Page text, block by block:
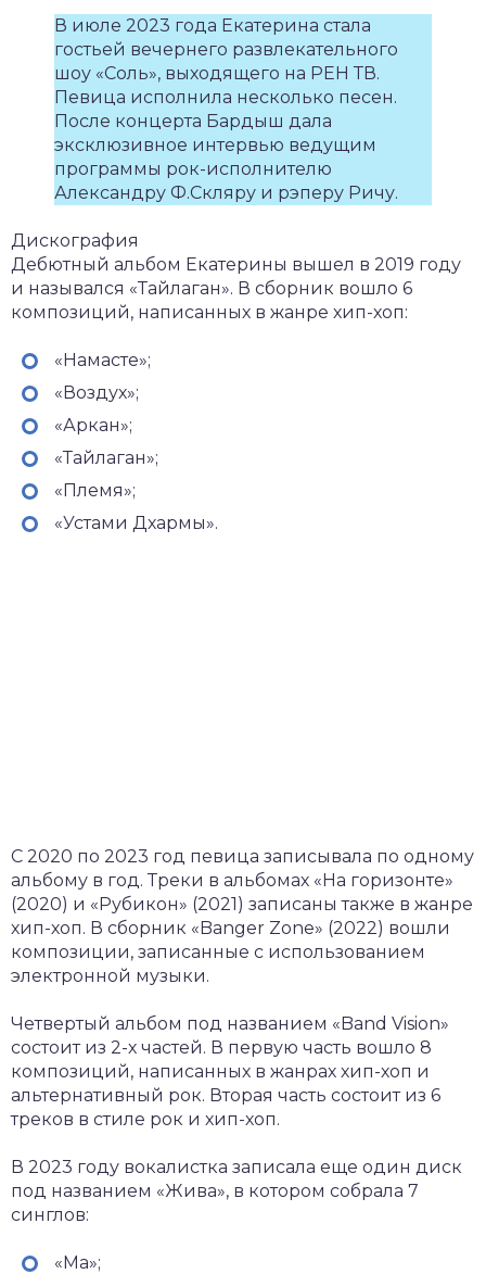
В июле 2023 года Екатерина стала
гостьей вечернего развлекательного
шоу «Соль», выходящего на РЕН ТВ.
Певица исполнила несколько песен.
После концерта Бардыш дала
эксклюзивное интервью ведущим
программы рок-исполнителю
Александру Ф.Скляру и рэперу Ричу.
Дискография
Дебютный альбом Екатерины вышел в 2019 году
и назывался «Тайлаган». В сборник вошло 6
композиций, написанных в жанре хип-хоп:
«Намасте»;
«Воздух»;
«Аркан»;
«Тайлаган»;
«Племя»;
«Устами Дхармы».
С 2020 по 2023 год певица записывала по одному
альбому в год. Треки в альбомах «На горизонте»
(2020) и «Рубикон» (2021) записаны также в жанре
хип-хоп. В сборник «Banger Zone» (2022) вошли
композиции, записанные с использованием
электронной музыки.
Четвертый альбом под названием «Band Vision»
состоит из 2-х частей. В первую часть вошло 8
композиций, написанных в жанрах хип-хоп и
альтернативный рок. Вторая часть состоит из 6
треков в стиле рок и хип-хоп.
В 2023 году вокалистка записала еще один диск
под названием «Жива», в котором собрала 7
синглов:
«Ма»;